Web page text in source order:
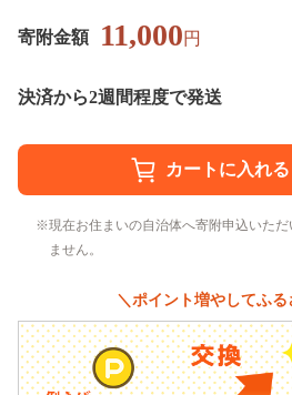
寄附金額 11,000円
決済から2週間程度で発送
現在お住まいの自治体へ寄附申込いた
ません。
＼ポイント増やしてふる